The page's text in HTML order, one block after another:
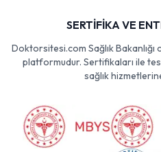
SERTİFİKA VE
Doktorsitesi.com Sağlık Bakanlığı
platformudur. Sertifikaları ile
sağlık